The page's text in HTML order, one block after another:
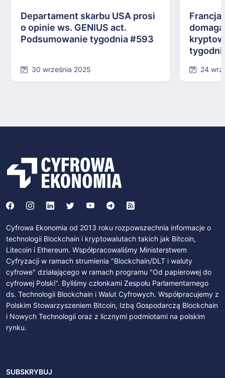
Departament skarbu USA prosi
o opinie ws. GENIUS act.
Podsumowanie tygodnia #593
30 września 2025 24
Cyfrowa Ekonomia od 2013 roku rozpowszechnia informacje o
technologii Blockchain i kryptowalutach takich jak Bitcoin,
Litecoin i Ethereum. Współpracowaliśmy Ministerstwem
Cyfryzacji w ramach strumienia "Blockchain/DLT i waluty
cyfrowe" działającego w ramach programu "Od papierowej do
cyfrowej Polski". Byliśmy członkami Zespołu Parlamentarnego
ds. Technologii Blockchain i Walut Cyfrowych. Współpracujemy z
Polskim Stowarzyszeniem Bitcoin, Izbą Gospodarczą Blockchain
i Nowych Technologii oraz z licznymi podmiotami na polskim
rynku.
SUBSKRYBUJ